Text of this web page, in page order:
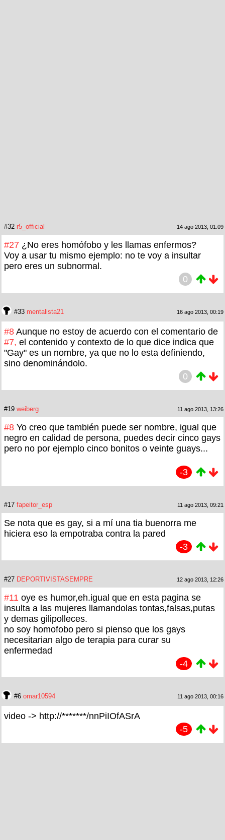
#32 r5_official 14 ago 2013, 01:09
#27 ¿No eres homófobo y les llamas enfermos?
Voy a usar tu mismo ejemplo: no te voy a insultar
pero eres un subnormal.
0
#33 mentalista21 16 ago 2013, 00:19
#8 Aunque no estoy de acuerdo con el comentario de
#7, el contenido y contexto de lo que dice indica que
"Gay" es un nombre, ya que no lo esta definiendo,
sino denominándolo.
0
#19 weiberg 11 ago 2013, 13:26
#8 Yo creo que también puede ser nombre, igual que
negro en calidad de persona, puedes decir cinco gays
pero no por ejemplo cinco bonitos o veinte guays...
-3
#17 fapeitor_esp 11 ago 2013, 09:21
Se nota que es gay, si a mí una tia buenorra me
hiciera eso la empotraba contra la pared
-3
#27 DEPORTIVISTASEMPRE 12 ago 2013, 12:26
#11 oye es humor,eh.igual que en esta pagina se
insulta a las mujeres llamandolas tontas,falsas,putas
y demas gilipolleces.
no soy homofobo pero si pienso que los gays
necesitarian algo de terapia para curar su
enfermedad
-4
#6 omar10594 11 ago 2013, 00:16
video -> http://*******/nnPiIOfASrA
-5